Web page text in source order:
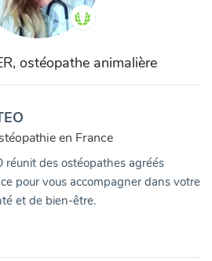
ostéopathe animalière
en France
réunit des ostéopathes agréés
pour vous accompagner dans votre
et de bien-être.